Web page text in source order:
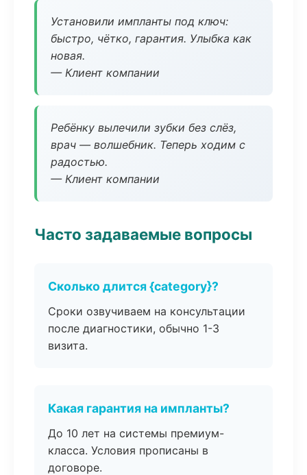
Установили импланты под ключ:
быстро, чётко, гарантия. Улыбка как
новая.
— Клиент компании
Ребёнку вылечили зубки без слёз,
врач — волшебник. Теперь ходим с
радостью.
— Клиент компании
Часто задаваемые вопросы
Сколько длится {category}?
Сроки озвучиваем на консультации
после диагностики, обычно 1-3
визита.
Какая гарантия на импланты?
До 10 лет на системы премиум-
класса. Условия прописаны в
договоре.